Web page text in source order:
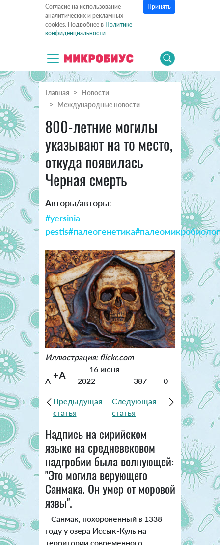
Согласие на использование
аналитических и рекламных
cookies. Подробнее в Политике
конфиденциальности
Принять
Главная
Новости
Международные новости
800-летние могилы
указывают на то место,
откуда появилась
Черная смерть
Авторы/авторы:
#yersinia
pestis#палеогенетика
Иллюстрация: flickr.com
-
A +A
16 июня
2022
387 0
Предыдущая
статья
Следующая
статья
Надпись на сирийском
языке на средневековом
надгробии была волнующей:
"Это могила верующего
Санмака. Он умер от моровой
язвы".
Санмак, похороненный в 1338
году у озера Иссык-Куль на
территории современного